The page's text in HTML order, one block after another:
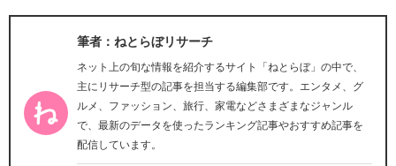
筆者：ねとらぼリサーチ
ネット上の旬な情報を紹介するサイト「ねとらぼ」の中で、
主にリサーチ型の記事を担当する編集部です。エンタメ、グ
ルメ、ファッション、旅行、家電などさまざまなジャンル
で、最新のデータを使ったランキング記事やおすすめ記事を
配信しています。